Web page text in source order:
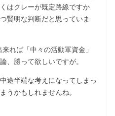
はクレーが既定路線ですか
賢明な判断だと思っていま
れば「中々の活動軍資金」
、勝って欲しいですが。
途半端な考えになってしまっ
うかもしれませんね。